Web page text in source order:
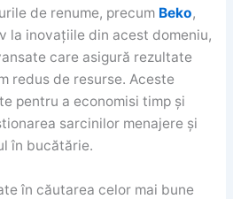
de renume, precum Beko,
la inovațiile din acest domeniu,
care asigură rezultate
redus de resurse. Aceste
pentru a economisi timp și
sarcinilor menajere și
în bucătărie.
în căutarea celor mai bune